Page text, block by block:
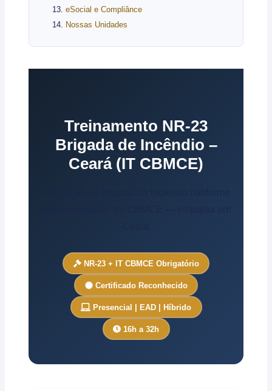
eSocial e Compliânce
Nossas Unidades
Treinamento NR-23
Brigada de Incêndio –
Ceará (IT CBMCE)
NR-23 + IT CBMCE Obrigatório
Certificado Reconhecido
Presencial | EAD | Híbrido
16h a 32h